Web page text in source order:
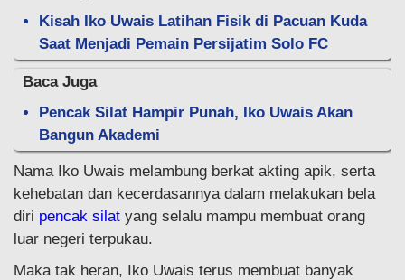
Kisah Iko Uwais Latihan Fisik di Pacuan Kuda
Saat Menjadi Pemain Persijatim Solo FC
Baca Juga
Pencak Silat Hampir Punah, Iko Uwais Akan
Bangun Akademi
Nama Iko Uwais melambung berkat akting apik, serta
kehebatan dan kecerdasannya dalam melakukan bela
diri pencak silat yang selalu mampu membuat orang
luar negeri terpukau.
Maka tak heran, Iko Uwais terus membuat banyak